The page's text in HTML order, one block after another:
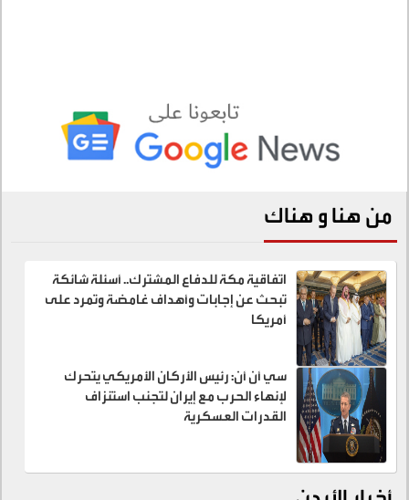
من هنا و هناك
اتفاقية مكة للدفاع المشترك.. أسئلة شائكة
تبحث عن إجابات وأهداف غامضة وتمرد على
أمريكا
سي أن أن: رئيس الأركان الأمريكي يتحرك
لإنهاء الحرب مع إيران لتجنب استنزاف
القدرات العسكرية